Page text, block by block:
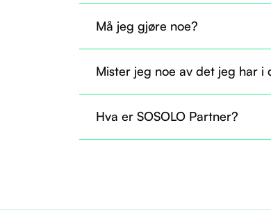
Må jeg gjøre noe?
som før.
Mister jeg noe av det jeg har i
til å ta i bruk flere tjenester
Hva er SOSOLO Partner?